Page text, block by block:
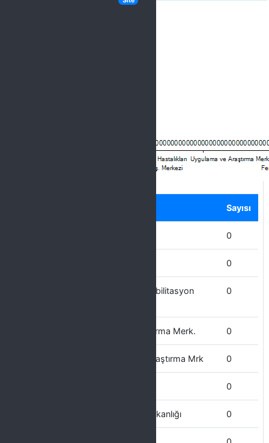
Sayısı
0
0
Yaban Hayvanları Koruma ve Rehabilitasyon
0
Yaşayan Diller Uygulama ve Araştırma Merk. 0
Yenilenebilir Enerji Uygulama ve Araştırma Mrk 0
0
Yapı İşleri ve Teknik İşler Daire Başkanlığı 0